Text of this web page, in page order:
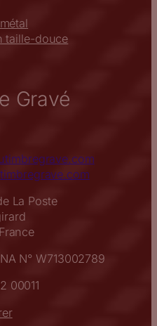
taille-douce
Gravé
La Poste
N° W713002789
00011